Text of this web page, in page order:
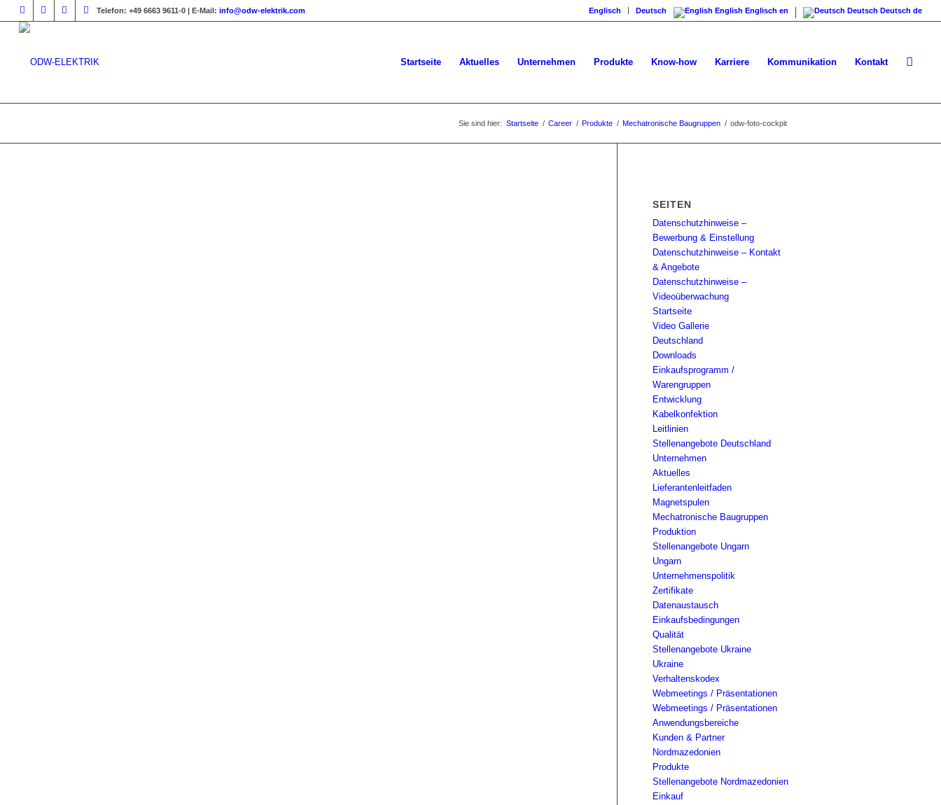
Englisch Deutsch English Englisch en Deutsch Deutsch de
Telefon: +49 6663 9611-0 | E-Mail: info@odw-elektrik.com
Startseite Aktuelles Unternehmen Produkte Know-how Karriere Kommunikation Kontakt
Sie sind hier: Startseite / Career / Produkte / Mechatronische Baugruppen / odw-foto-cockpit
SEITEN
Datenschutzhinweise –
Bewerbung & Einstellung
Datenschutzhinweise – Kontakt
& Angebote
Datenschutzhinweise –
Videoüberwachung
Startseite
Video Gallerie
Deutschland
Downloads
Einkaufsprogramm /
Warengruppen
Entwicklung
Kabelkonfektion
Leitlinien
Stellenangebote Deutschland
Unternehmen
Aktuelles
Lieferantenleitfaden
Magnetspulen
Mechatronische Baugruppen
Produktion
Stellenangebote Ungarn
Ungarn
Unternehmenspolitik
Zertifikate
Datenaustausch
Einkaufsbedingungen
Qualität
Stellenangebote Ukraine
Ukraine
Verhaltenskodex
Webmeetings / Präsentationen
Webmeetings / Präsentationen
Anwendungsbereiche
Kunden & Partner
Nordmazedonien
Produkte
Stellenangebote Nordmazedonien
Einkauf